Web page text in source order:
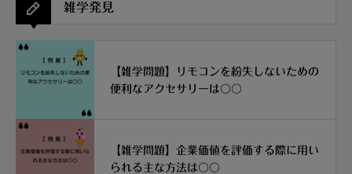
雑学発見
【雑学問題】リモコンを紛失しないための
便利なアクセサリーは〇〇
【雑学問題】企業価値を評価する際に用い
られる主な方法は〇〇